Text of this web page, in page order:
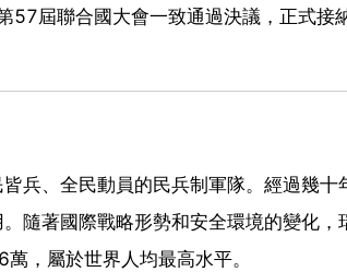
屆聯合國大會一致通過決議，正式接
兵、全民動員的民兵制軍隊。經過幾
隨著國際戰略形勢和安全環境的變化
，屬於世界人均最高水平。